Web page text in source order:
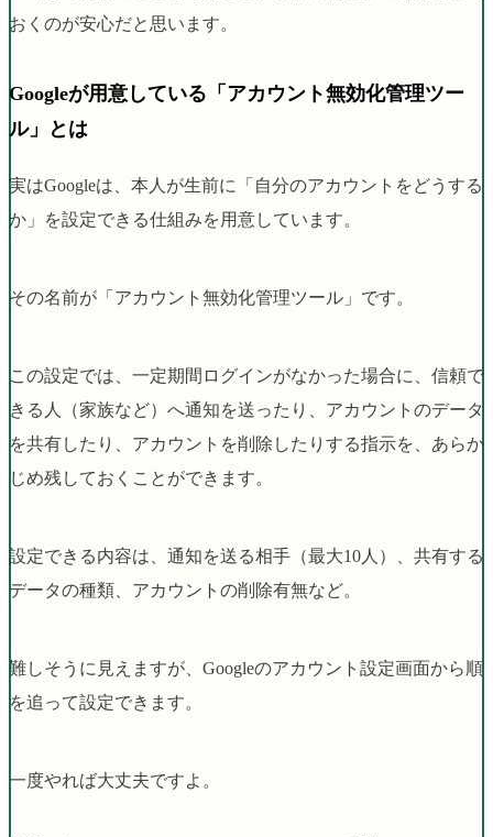
おくのが安心だと思います。
Googleが用意している「アカウント無効化管理ツー
ル」とは
実はGoogleは、本人が生前に「自分のアカウントをどうする
か」を設定できる仕組みを用意しています。
その名前が「アカウント無効化管理ツール」です。
この設定では、一定期間ログインがなかった場合に、信頼で
きる人（家族など）へ通知を送ったり、アカウントのデータ
を共有したり、アカウントを削除したりする指示を、あらか
じめ残しておくことができます。
設定できる内容は、通知を送る相手（最大10人）、共有する
データの種類、アカウントの削除有無など。
難しそうに見えますが、Googleのアカウント設定画面から順
を追って設定できます。
一度やれば大丈夫ですよ。